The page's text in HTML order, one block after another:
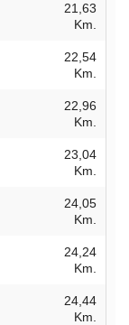
21,63
Km.
22,54
Km.
22,96
Km.
23,04
Km.
24,05
Km.
24,24
Km.
24,44
Km.